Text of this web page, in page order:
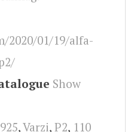
2020/01/19/alfa-
Show
,Varzi, P2, 110